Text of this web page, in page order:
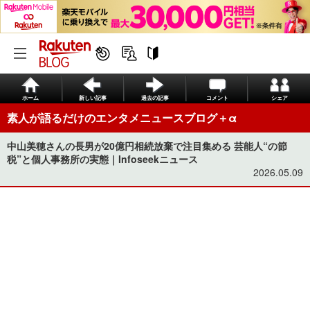
ホーム 新しい記事 過去の記事 コメント シェア
素人が語るだけのエンタメニュースブログ＋α
中山美穂さんの長男が20億円相続放棄で注目集める 芸能人“の節
税”と個人事務所の実態｜Infoseekニュース
2026.05.09